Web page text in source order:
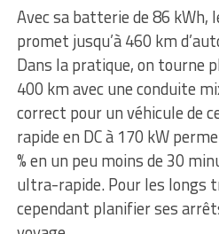
Avec sa batterie de 86 kWh,
promet jusqu’à 460 km
Dans la pratique, on tourne
400 km avec une conduite
correct pour un véhicule de
rapide en DC à 170 kW
% en un peu moins de 30
ultra-rapide. Pour les longs
cependant planifier ses